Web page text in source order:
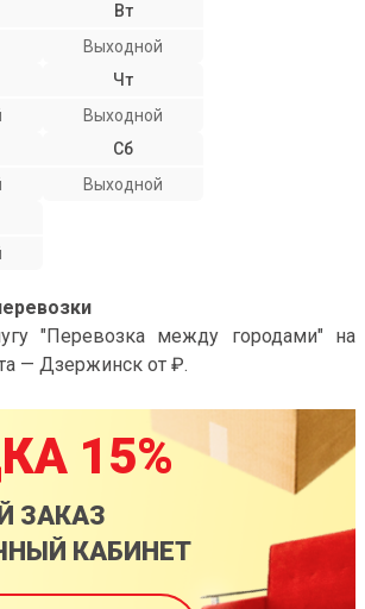
Вт
Выходной
Чт
Выходной
Сб
Выходной
"Перевозка между городами" на
— Дзержинск от ₽.
15%
ЗАКАЗ
КАБИНЕТ